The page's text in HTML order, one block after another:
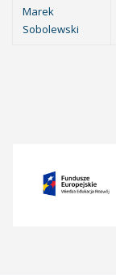
Marek
Sobolewski